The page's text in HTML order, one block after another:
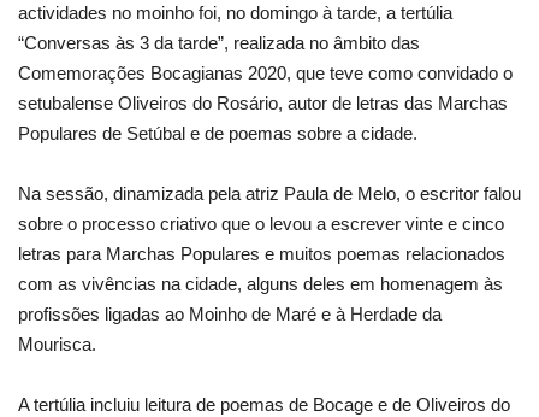
actividades no moinho foi, no domingo à tarde, a tertúlia
“Conversas às 3 da tarde”, realizada no âmbito das
Comemorações Bocagianas 2020, que teve como convidado o
setubalense Oliveiros do Rosário, autor de letras das Marchas
Populares de Setúbal e de poemas sobre a cidade.
Na sessão, dinamizada pela atriz Paula de Melo, o escritor falou
sobre o processo criativo que o levou a escrever vinte e cinco
letras para Marchas Populares e muitos poemas relacionados
com as vivências na cidade, alguns deles em homenagem às
profissões ligadas ao Moinho de Maré e à Herdade da
Mourisca.
A tertúlia incluiu leitura de poemas de Bocage e de Oliveiros do